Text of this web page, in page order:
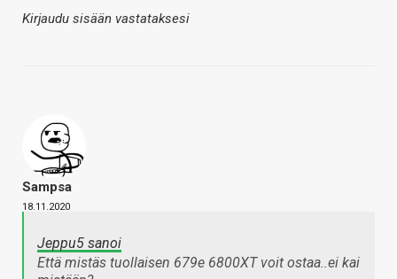
Kirjaudu sisään vastataksesi
Sampsa
18.11.2020
Jeppu5 sanoi
Että mistäs tuollaisen 679e 6800XT voit ostaa..ei kai